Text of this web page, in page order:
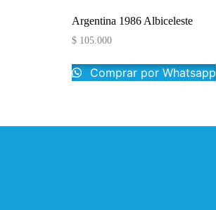
Argentina 1986 Albiceleste
$ 105.000
Comprar por Whatsapp